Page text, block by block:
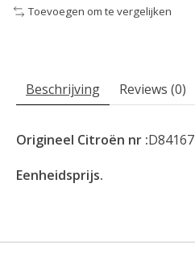
Toevoegen om te vergelijken
Beschrijving Reviews (0)
Origineel Citroën nr :D84167
Eenheidsprijs.